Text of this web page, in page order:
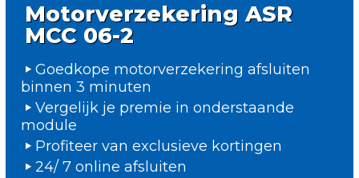
Motorverzekering ASR
MCC 06-2
Goedkope motorverzekering afsluiten
binnen 3 minuten
Vergelijk je premie in onderstaande
module
Profiteer van exclusieve kortingen
24/ 7 online afsluiten